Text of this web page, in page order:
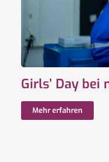
Girls’ Day bei
Mehr erfahren